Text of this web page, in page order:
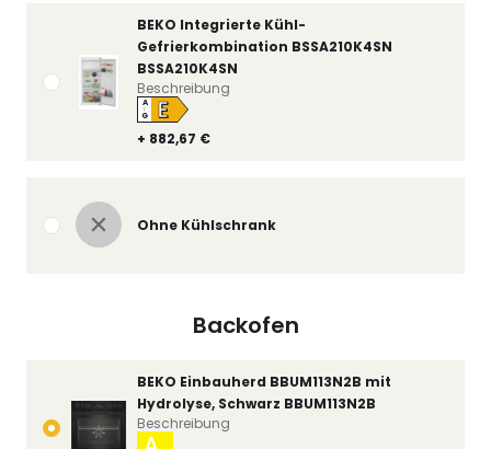
BEKO Integrierte Kühl-
Gefrierkombination BSSA210K4SN
BSSA210K4SN
+ 882,67 €
A
↑
G E
Beschreibung
Ohne Kühlschrank
Backofen
BEKO Einbauherd BBUM113N2B mit
Hydrolyse, Schwarz BBUM113N2B
Beschreibung